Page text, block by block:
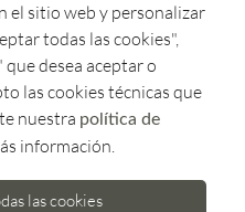
CLIENTE
el sitio web y personalizar
todas las cookies",
desea aceptar o
las cookies técnicas que
nuestra política de
información.
las cookies